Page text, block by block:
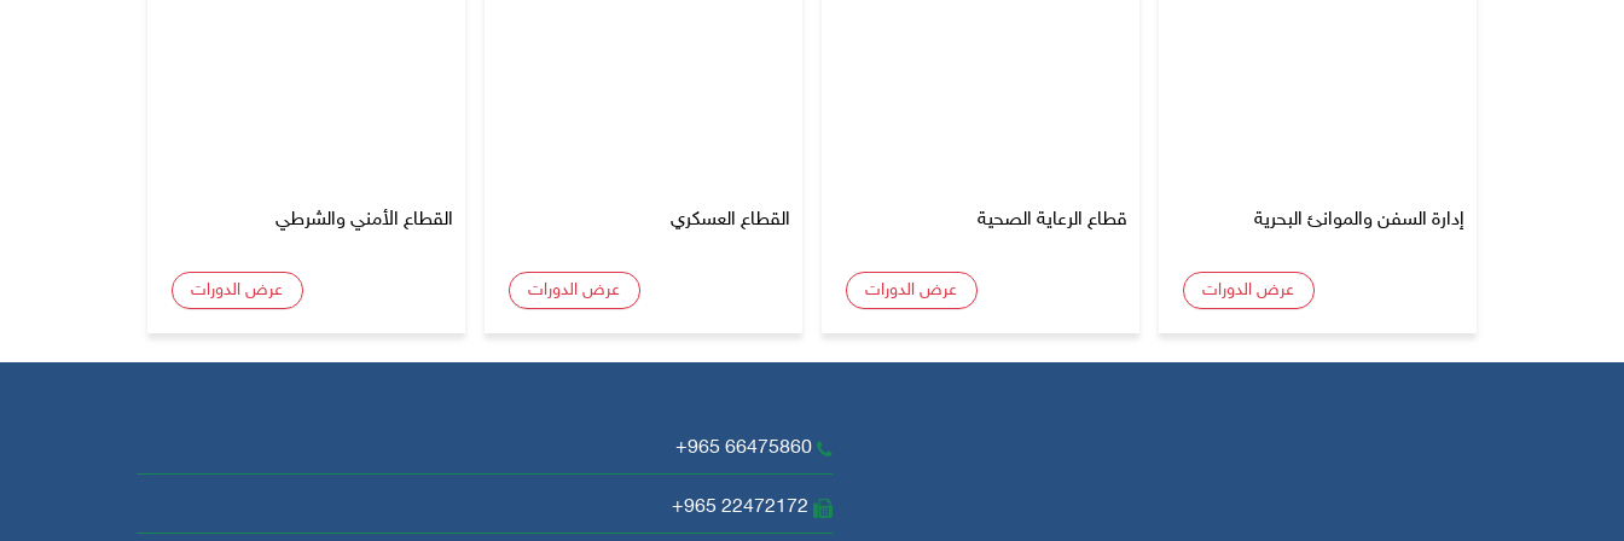
إدارة السفن والموانئ البحرية
عرض الدورات
قطاع الرعاية الصحية
عرض الدورات
القطاع العسكري
عرض الدورات
القطاع الأمني والشرطي
عرض الدورات
+965 66475860
+965 22472172